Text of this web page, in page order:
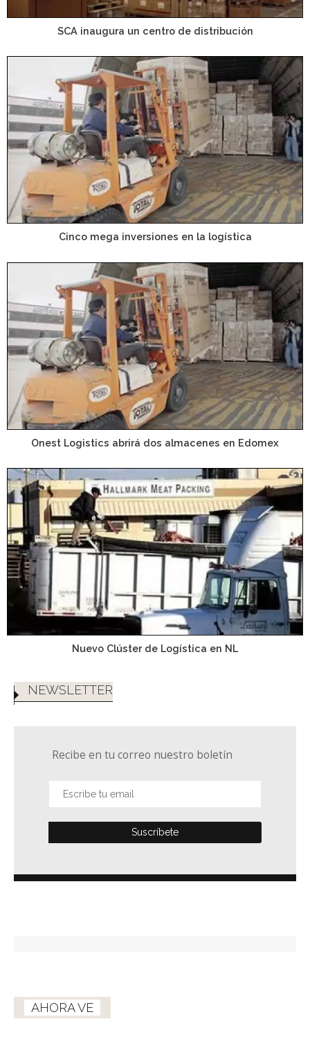
SCA inaugura un centro de distribución
Cinco mega inversiones en la logística
Onest Logistics abrirá dos almacenes en Edomex
Nuevo Clúster de Logística en NL
NEWSLETTER
Recibe en tu correo nuestro boletín
AHORA VE